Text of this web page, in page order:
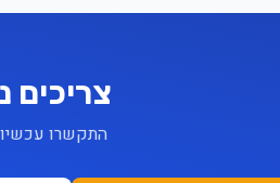
צריכים
התקשרו עכשיו